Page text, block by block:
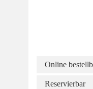
Online
Reservierbar